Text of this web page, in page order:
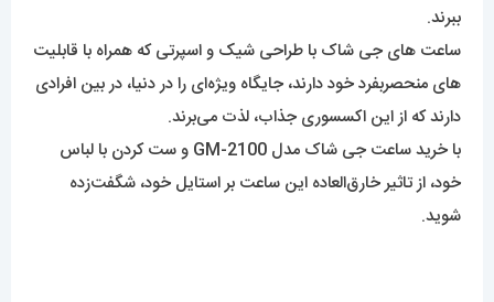
ببرند.
ساعت های جی شاک با طراحی شیک و اسپرتی که همراه با قابلیت
های منحصربفرد خود دارند، جایگاه ویژه‌ای را در دنیا، در بین افرادی
دارند که از این اکسسوری جذاب، لذت می‌برند.
با خرید ساعت جی شاک مدل GM-2100 و ست کردن با لباس
خود، از تاثیر خارق‌العاده این ساعت بر استایل خود، شگفت‌زده
شوید.